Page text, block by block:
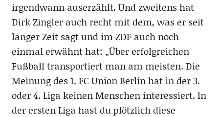
irgendwann auserzählt. Und zweitens hat
Dirk Zingler auch recht mit dem, was er seit
langer Zeit sagt und im ZDF auch noch
einmal erwähnt hat: „Über erfolgreichen
Fußball transportiert man am meisten. Die
Meinung des 1. FC Union Berlin hat in der 3.
oder 4. Liga keinen Menschen interessiert. In
der ersten Liga hast du plötzlich diese